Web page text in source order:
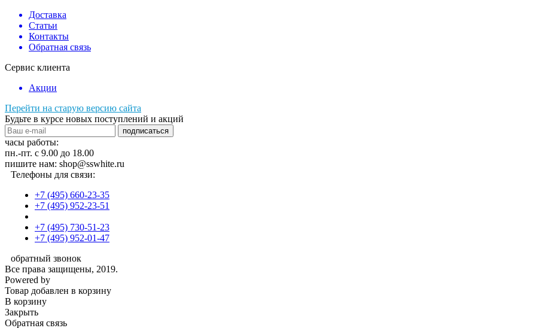
Доставка
Статьи
Контакты
Обратная связь
Сервис клиента
Акции
Перейти на старую версию сайта
Будьте в курсе новых поступлений и акций
подписаться
часы работы:
пн.-пт. с 9.00 до 18.00
пишите нам: shop@sswhite.ru
Телефоны для связи:
+7 (495) 660-23-35
+7 (495) 952-23-51
+7 (495) 730-51-23
+7 (495) 952-01-47
обратный звонок
Все права защищены, 2019.
Powered by
Товар добавлен в корзину
В корзину
Закрыть
Обратная связь